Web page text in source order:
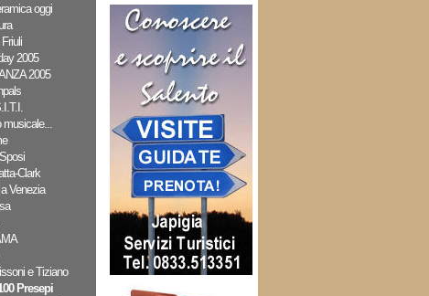
oggi
2005
2005
musicale...
Clark
Venezia
e Tiziano
Presepi